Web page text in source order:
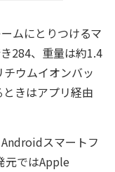
ムにとりつけるマ
284、重量は約1.4
ウムイオンバッ
きはアプリ経由
スマートフ
元ではApple